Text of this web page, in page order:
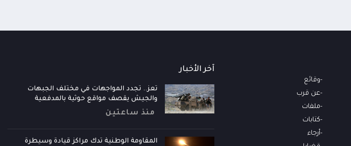
وقائع
عن قرب
ملفات
كتابات
أرجاء
آخر الأخبار
تعز.. تجدد المواجهات في مختلف الجبهات
والجيش يقصف مواقع حوثية بالمدفعية
منذ ساعتين
المقاومة الوطنية تدك مراكز قيادة وسيطرة